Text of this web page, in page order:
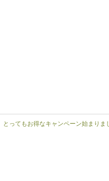
とってもお得なキャンペーン始まりま